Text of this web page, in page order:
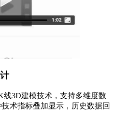
3D建模技术，支持多维度数
术指标叠加显示，历史数据回